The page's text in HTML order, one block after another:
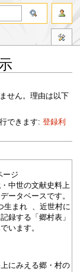
せん。理由は以下
できます: 登録利